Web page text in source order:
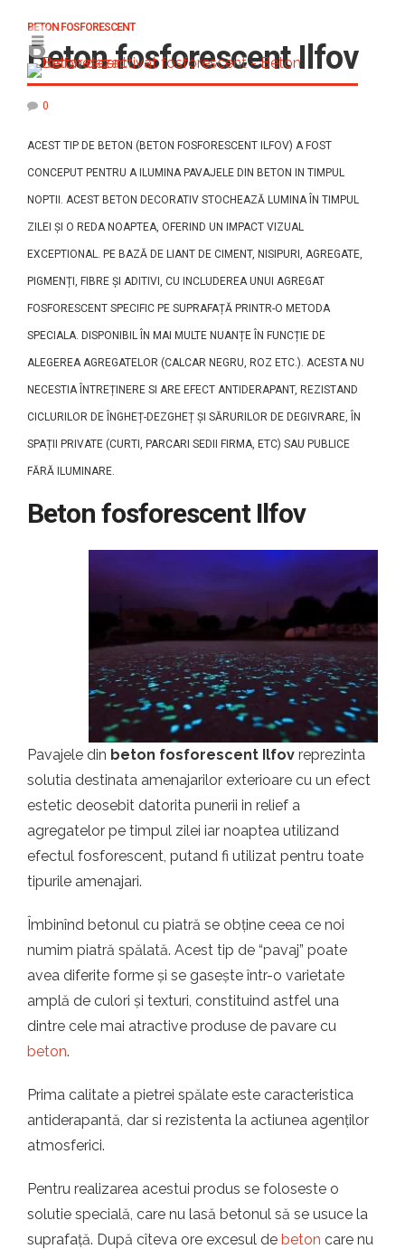
BETON FOSFORESCENT
Beton fosforescent Ilfov
0
ACEST TIP DE BETON (BETON FOSFORESCENT ILFOV) A FOST
CONCEPUT PENTRU A ILUMINA PAVAJELE DIN BETON IN TIMPUL
NOPTII. ACEST BETON DECORATIV STOCHEAZĂ LUMINA ÎN TIMPUL
ZILEI ȘI O REDA NOAPTEA, OFERIND UN IMPACT VIZUAL
EXCEPTIONAL. PE BAZĂ DE LIANT DE CIMENT, NISIPURI, AGREGATE,
PIGMENȚI, FIBRE ȘI ADITIVI, CU INCLUDEREA UNUI AGREGAT
FOSFORESCENT SPECIFIC PE SUPRAFAȚĂ PRINTR-O METODA
SPECIALA. DISPONIBIL ÎN MAI MULTE NUANȚE ÎN FUNCȚIE DE
ALEGEREA AGREGATELOR (CALCAR NEGRU, ROZ ETC.). ACESTA NU
NECESTIA ÎNTREȚINERE SI ARE EFECT ANTIDERAPANT, REZISTAND
CICLURILOR DE ÎNGHEȚ-DEZGHEȚ ȘI SĂRURILOR DE DEGIVRARE, ÎN
SPAȚII PRIVATE (CURTI, PARCARI SEDII FIRMA, ETC) SAU PUBLICE
FĂRĂ ILUMINARE.
Beton fosforescent Ilfov
Pavajele din beton fosforescent Ilfov reprezinta
solutia destinata amenajarilor exterioare cu un efect
estetic deosebit datorita punerii in relief a
agregatelor pe timpul zilei iar noaptea utilizand
efectul fosforescent, putand fi utilizat pentru toate
tipurile amenajari.
Îmbinînd betonul cu piatră se obține ceea ce noi
numim piatră spălată. Acest tip de “pavaj” poate
avea diferite forme și se gasește într-o varietate
amplă de culori și texturi, constituind astfel una
dintre cele mai atractive produse de pavare cu
beton.
Prima calitate a pietrei spălate este caracteristica
antiderapantă, dar si rezistenta la actiunea agenților
atmosferici.
Pentru realizarea acestui produs se foloseste o
solutie specială, care nu lasă betonul să se usuce la
suprafață. După cîteva ore excesul de beton care nu